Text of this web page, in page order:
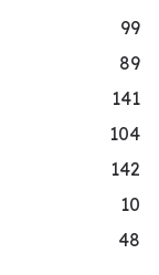
99
89
141
104
142
10
48